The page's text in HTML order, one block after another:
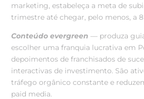
marketing, estabeleça a meta de
trimestre até chegar, pelo menos, a 8
Conteúdo evergreen — produza
escolher uma franquia lucrativa em
depoimentos de franchisados de
interactivas de investimento. São
tráfego orgânico constante e
paid media.